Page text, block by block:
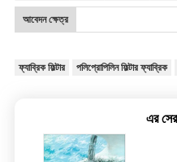
আবেদন ক্ষেত্র
ফ্যাব্রিক ফিল্টার পলিপ্রোপিলিন ফিল্টার ফ্যাব্রিক
এর